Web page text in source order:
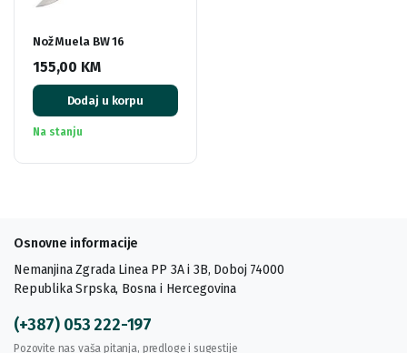
Nož Muela BW 16
155,00 KM
Dodaj u korpu
Na stanju
Osnovne informacije
Nemanjina Zgrada Linea PP 3A i 3B, Doboj 74000
Republika Srpska, Bosna i Hercegovina
(+387) 053 222-197
Pozovite nas vaša pitanja, predloge i sugestije